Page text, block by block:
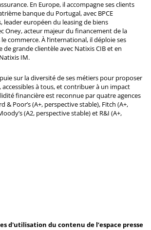
En Europe, il accompagne ses clients
banque du Portugal, avec BPCE
leader européen du leasing de biens
Oney, acteur majeur du financement de la
commerce. À l’international, il déploie ses
de grande clientèle avec Natixis CIB et en
IM.
sur la diversité de ses métiers pour proposer
accessibles à tous, et contribuer à un impact
financière est reconnue par quatre agences
& Poor’s (A+, perspective stable), Fitch (A+,
(A2, perspective stable) et R&I (A+,
d'utilisation du contenu de l’espace presse